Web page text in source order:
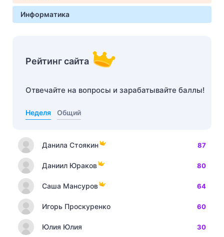
Информатика
Рейтинг сайта
Отвечайте на вопросы и зарабатывайте баллы!
Неделя Общий
Данила Стоякин 87
Даниил Юраков 80
Саша Мансуров 64
Игорь Проскуренко 60
Юлия Юлия 30